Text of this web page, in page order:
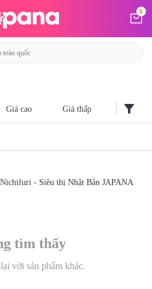
0
Giá cao Giá thấp filter_alt
- Siêu thị Nhật Bản JAPANA
tìm thấy
với sản phẩm khác.